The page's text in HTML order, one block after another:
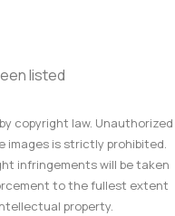
listed
copyright law. Unauthorized
images is strictly prohibited.
infringements will be taken
to the fullest extent
property.